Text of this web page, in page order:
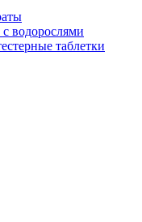
водорослями
таблетки